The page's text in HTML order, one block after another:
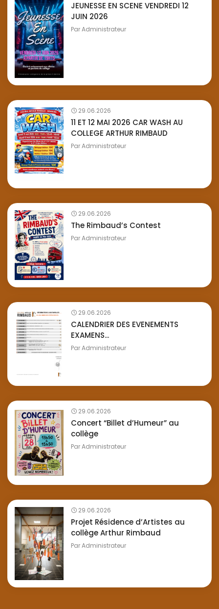
JEUNESSE EN SCENE VENDREDI 12
JUIN 2026
ParAdministrateur
29.06.2026
11 ET 12 MAI 2026 CAR WASH AU
COLLEGE ARTHUR RIMBAUD
ParAdministrateur
29.06.2026
The Rimbaud’s Contest
ParAdministrateur
29.06.2026
CALENDRIER DES EVENEMENTS
EXAMENS...
ParAdministrateur
29.06.2026
Concert “Billet d’Humeur” au
collège
ParAdministrateur
29.06.2026
Projet Résidence d’Artistes au
collège Arthur Rimbaud
ParAdministrateur